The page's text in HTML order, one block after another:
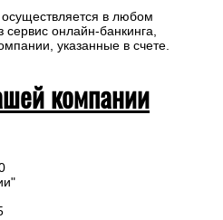
в любом
сервис онлайн-банкинга,
указанные в счете.
компании